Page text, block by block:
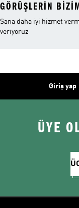
GÖRÜŞLERIN
Sana daha iyi hizmet
veriyoruz
Giriş yap
ÜYE